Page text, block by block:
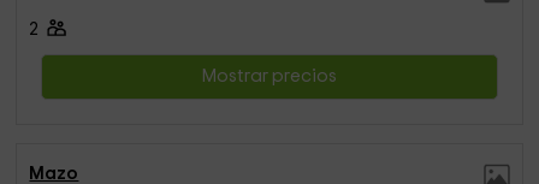
2
Mostrar precios
Mazo